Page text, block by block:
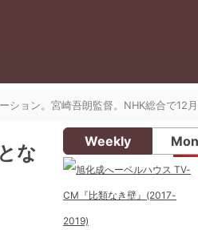
ション。宮崎吾朗監督。NHK総合で12
な
Weekly